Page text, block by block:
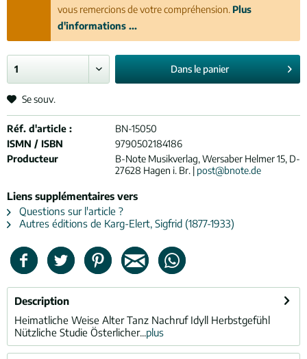
vous remercions de votre compréhension. Plus
d'informations ...
Dans le panier
Se souv.
Réf. d'article :
BN-15050
ISMN / ISBN
9790502184186
Producteur
B-Note Musikverlag, Wersaber Helmer 15, D-
27628 Hagen i. Br. | post@bnote.de
Liens supplémentaires vers
Questions sur l'article ?
Autres éditions de Karg-Elert, Sigfrid (1877-1933)
Description
Heimatliche Weise Alter Tanz Nachruf Idyll Herbstgefühl
Nützliche Studie Österlicher...plus